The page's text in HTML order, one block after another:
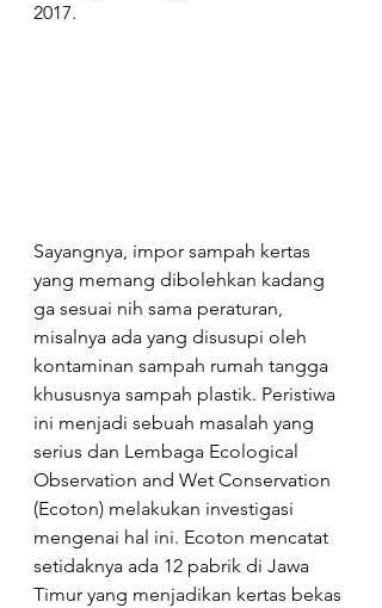
2017.
Sayangnya, impor sampah kertas
yang memang dibolehkan kadang
ga sesuai nih sama peraturan,
misalnya ada yang disusupi oleh
kontaminan sampah rumah tangga
khususnya sampah plastik. Peristiwa
ini menjadi sebuah masalah yang
serius dan Lembaga Ecological
Observation and Wet Conservation
(Ecoton) melakukan investigasi
mengenai hal ini. Ecoton mencatat
setidaknya ada 12 pabrik di Jawa
Timur yang menjadikan kertas bekas